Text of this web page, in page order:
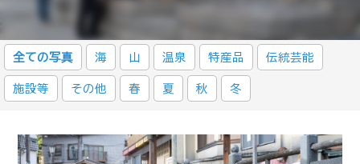
全ての写真 海 山 温泉 特産品 伝統芸能
施設等 その他 春 夏 秋 冬